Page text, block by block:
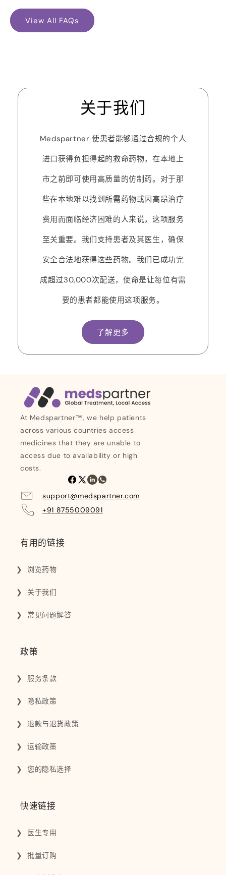
View All FAQs
关于我们
Medspartner 使患者能够通过合规的个人
进口获得负担得起的救命药物，在本地上
市之前即可使用高质量的仿制药。对于那
些在本地难以找到所需药物或因高昂治疗
费用而面临经济困难的人来说，这项服务
至关重要。我们支持患者及其医生，确保
安全合法地获得这些药物。我们已成功完
成超过30,000次配送，使命是让每位有需
要的患者都能使用这项服务。
了解更多
At Medspartner™, we help patients
across various countries access
medicines that they are unable to
access due to availability or high
costs.
Facebook
X
(Twitter)
领
英
support@medspartner.com
+91 8755009091
有用的链接
浏览药物
关于我们
常见问题解答
政策
服务条款
隐私政策
退款与退货政策
运输政策
您的隐私选择
快速链接
医生专用
批量订购